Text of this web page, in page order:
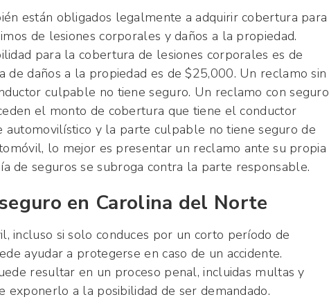
están obligados legalmente a adquirir cobertura para
de lesiones corporales y daños a la propiedad.
para la cobertura de lesiones corporales es de
daños a la propiedad es de $25,000. Un reclamo sin
culpable no tiene seguro. Un reclamo con seguro
el monto de cobertura que tiene el conductor
automovilístico y la parte culpable no tiene seguro de
lo mejor es presentar un reclamo ante su propia
de seguros se subroga contra la parte responsable.
en Carolina del Norte
incluso si solo conduces por un corto período de
ayudar a protegerse en caso de un accidente.
resultar en un proceso penal, incluidas multas y
exponerlo a la posibilidad de ser demandado.